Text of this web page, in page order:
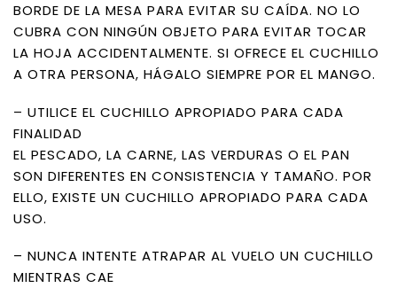
BORDE DE LA MESA PARA EVITAR SU CAÍDA. NO LO
CUBRA CON NINGÚN OBJETO PARA EVITAR TOCAR
LA HOJA ACCIDENTALMENTE. SI OFRECE EL CUCHILLO
A OTRA PERSONA, HÁGALO SIEMPRE POR EL MANGO.
– UTILICE EL CUCHILLO APROPIADO PARA CADA
FINALIDAD
EL PESCADO, LA CARNE, LAS VERDURAS O EL PAN
SON DIFERENTES EN CONSISTENCIA Y TAMAÑO. POR
ELLO, EXISTE UN CUCHILLO APROPIADO PARA CADA
USO.
– NUNCA INTENTE ATRAPAR AL VUELO UN CUCHILLO
MIENTRAS CAE